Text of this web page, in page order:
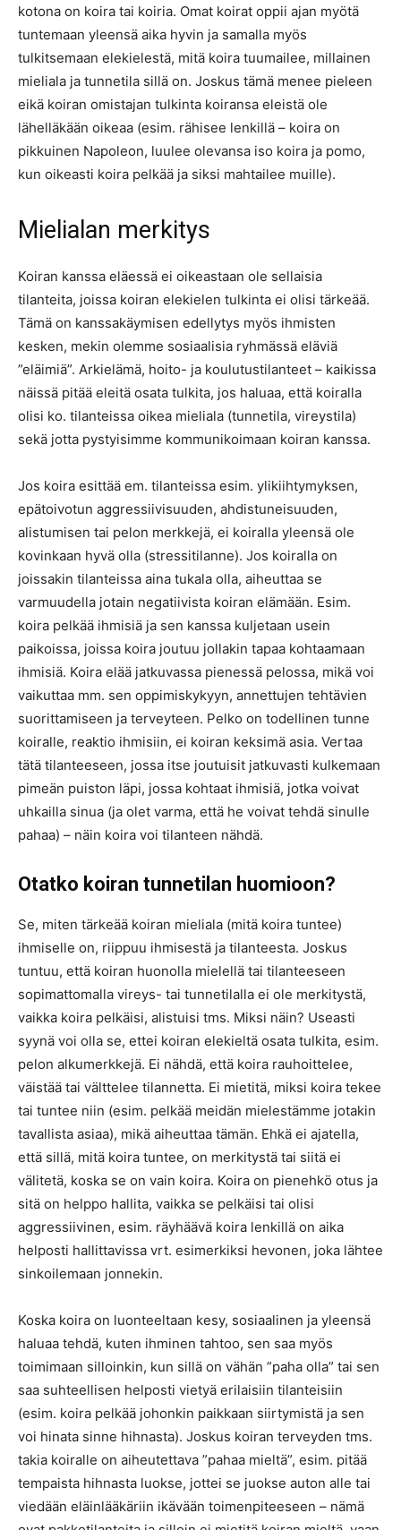
kotona on koira tai koiria. Omat koirat oppii ajan myötä
tuntemaan yleensä aika hyvin ja samalla myös
tulkitsemaan elekielestä, mitä koira tuumailee, millainen
mieliala ja tunnetila sillä on. Joskus tämä menee pieleen
eikä koiran omistajan tulkinta koiransa eleistä ole
lähelläkään oikeaa (esim. rähisee lenkillä – koira on
pikkuinen Napoleon, luulee olevansa iso koira ja pomo,
kun oikeasti koira pelkää ja siksi mahtailee muille).
Mielialan merkitys
Koiran kanssa eläessä ei oikeastaan ole sellaisia
tilanteita, joissa koiran elekielen tulkinta ei olisi tärkeää.
Tämä on kanssakäymisen edellytys myös ihmisten
kesken, mekin olemme sosiaalisia ryhmässä eläviä
”eläimiä”. Arkielämä, hoito- ja koulutustilanteet – kaikissa
näissä pitää eleitä osata tulkita, jos haluaa, että koiralla
olisi ko. tilanteissa oikea mieliala (tunnetila, vireystila)
sekä jotta pystyisimme kommunikoimaan koiran kanssa.
Jos koira esittää em. tilanteissa esim. ylikiihtymyksen,
epätoivotun aggressiivisuuden, ahdistuneisuuden,
alistumisen tai pelon merkkejä, ei koiralla yleensä ole
kovinkaan hyvä olla (stressitilanne). Jos koiralla on
joissakin tilanteissa aina tukala olla, aiheuttaa se
varmuudella jotain negatiivista koiran elämään. Esim.
koira pelkää ihmisiä ja sen kanssa kuljetaan usein
paikoissa, joissa koira joutuu jollakin tapaa kohtaamaan
ihmisiä. Koira elää jatkuvassa pienessä pelossa, mikä voi
vaikuttaa mm. sen oppimiskykyyn, annettujen tehtävien
suorittamiseen ja terveyteen. Pelko on todellinen tunne
koiralle, reaktio ihmisiin, ei koiran keksimä asia. Vertaa
tätä tilanteeseen, jossa itse joutuisit jatkuvasti kulkemaan
pimeän puiston läpi, jossa kohtaat ihmisiä, jotka voivat
uhkailla sinua (ja olet varma, että he voivat tehdä sinulle
pahaa) – näin koira voi tilanteen nähdä.
Otatko koiran tunnetilan huomioon?
Se, miten tärkeää koiran mieliala (mitä koira tuntee)
ihmiselle on, riippuu ihmisestä ja tilanteesta. Joskus
tuntuu, että koiran huonolla mielellä tai tilanteeseen
sopimattomalla vireys- tai tunnetilalla ei ole merkitystä,
vaikka koira pelkäisi, alistuisi tms. Miksi näin? Useasti
syynä voi olla se, ettei koiran elekieltä osata tulkita, esim.
pelon alkumerkkejä. Ei nähdä, että koira rauhoittelee,
väistää tai välttelee tilannetta. Ei mietitä, miksi koira tekee
tai tuntee niin (esim. pelkää meidän mielestämme jotakin
tavallista asiaa), mikä aiheuttaa tämän. Ehkä ei ajatella,
että sillä, mitä koira tuntee, on merkitystä tai siitä ei
välitetä, koska se on vain koira. Koira on pienehkö otus ja
sitä on helppo hallita, vaikka se pelkäisi tai olisi
aggressiivinen, esim. räyhäävä koira lenkillä on aika
helposti hallittavissa vrt. esimerkiksi hevonen, joka lähtee
sinkoilemaan jonnekin.
Koska koira on luonteeltaan kesy, sosiaalinen ja yleensä
haluaa tehdä, kuten ihminen tahtoo, sen saa myös
toimimaan silloinkin, kun sillä on vähän ”paha olla” tai sen
saa suhteellisen helposti vietyä erilaisiin tilanteisiin
(esim. koira pelkää johonkin paikkaan siirtymistä ja sen
voi hinata sinne hihnasta). Joskus koiran terveyden tms.
takia koiralle on aiheutettava ”pahaa mieltä”, esim. pitää
tempaista hihnasta luokse, jottei se juokse auton alle tai
viedään eläinlääkäriin ikävään toimenpiteeseen – nämä